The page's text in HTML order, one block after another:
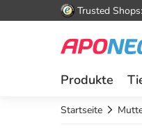
Trusted
Produkte
Startseite